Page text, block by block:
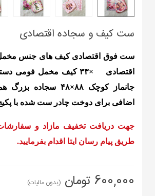
ست کیف و سجاده اقتصادی
ست فوق اقتصادی کیف های جنس
اقتصادی
جانماز کوچک ۸۸×۴۸ سجاده بزرگ
اضافی برای دوخت چادر ست شده با
جهت دریافت تخفیف مازاد و
طریق پیام رسان ایتا اقدام بفرمایید.
600,000 تومان
(بدون مالیات)